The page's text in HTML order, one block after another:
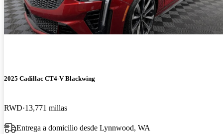
2025 Cadillac CT4-V Blackwing
RWD 13,771 millas
Entrega a domicilio desde Lynnwood, WA